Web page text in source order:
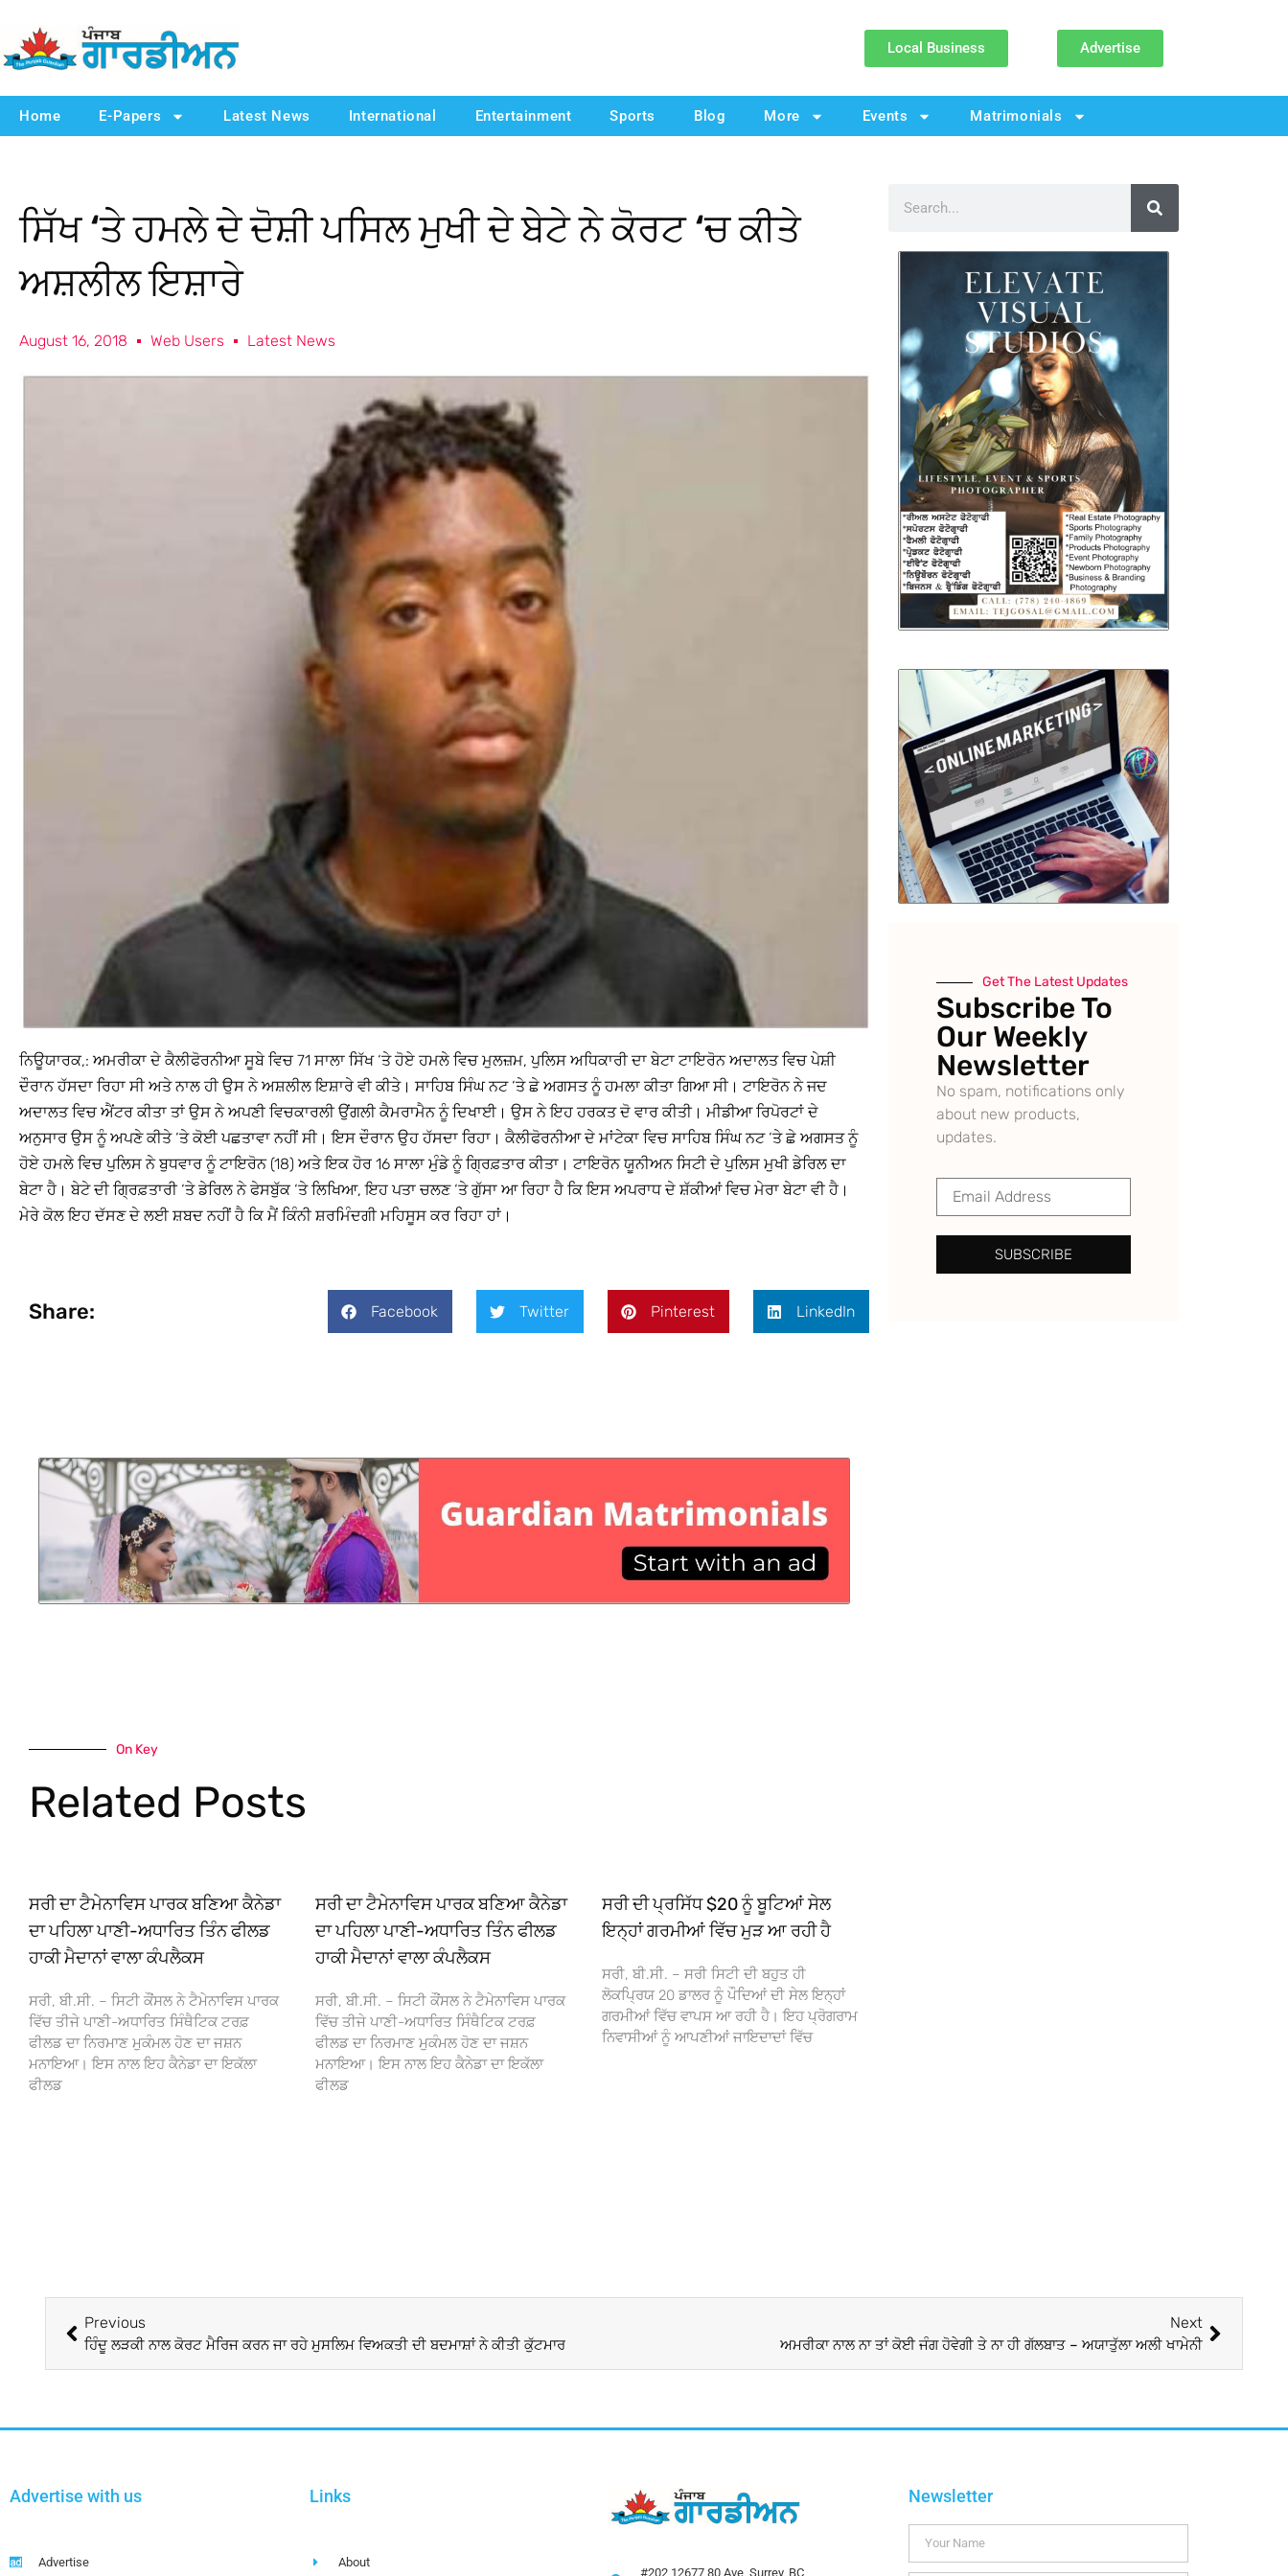
Local Business Advertise
Home E-Papers Latest News International Entertainment Sports Blog More Events Matrimonials
ਸਿੱਖ ‘ਤੇ ਹਮਲੇ ਦੇ ਦੋਸ਼ੀ ਪਸਿਲ ਮੁਖੀ ਦੇ ਬੇਟੇ ਨੇ ਕੋਰਟ ‘ਚ ਕੀਤੇ
ਅਸ਼ਲੀਲ ਇਸ਼ਾਰੇ
August 16, 2018 Web Users Latest News
ਨਿਊਯਾਰਕ,: ਅਮਰੀਕਾ ਦੇ ਕੈਲੀਫੋਰਨੀਆ ਸੂਬੇ ਵਿਚ 71 ਸਾਲਾ ਸਿੱਖ ‘ਤੇ ਹੋਏ ਹਮਲੇ ਵਿਚ ਮੁਲਜ਼ਮ, ਪੁਲਿਸ ਅਧਿਕਾਰੀ ਦਾ ਬੇਟਾ ਟਾਇਰੋਨ ਅਦਾਲਤ ਵਿਚ ਪੇਸ਼ੀ
ਦੌਰਾਨ ਹੱਸਦਾ ਰਿਹਾ ਸੀ ਅਤੇ ਨਾਲ ਹੀ ਉਸ ਨੇ ਅਸ਼ਲੀਲ ਇਸ਼ਾਰੇ ਵੀ ਕੀਤੇ। ਸਾਹਿਬ ਸਿੰਘ ਨਟ ‘ਤੇ ਛੇ ਅਗਸਤ ਨੂੰ ਹਮਲਾ ਕੀਤਾ ਗਿਆ ਸੀ। ਟਾਇਰੋਨ ਨੇ ਜਦ
ਅਦਾਲਤ ਵਿਚ ਐਂਟਰ ਕੀਤਾ ਤਾਂ ਉਸ ਨੇ ਅਪਣੀ ਵਿਚਕਾਰਲੀ ਉਂਗਲੀ ਕੈਮਰਾਮੈਨ ਨੂੰ ਦਿਖਾਈ। ਉਸ ਨੇ ਇਹ ਹਰਕਤ ਦੋ ਵਾਰ ਕੀਤੀ। ਮੀਡੀਆ ਰਿਪੋਰਟਾਂ ਦੇ
ਅਨੁਸਾਰ ਉਸ ਨੂੰ ਅਪਣੇ ਕੀਤੇ ‘ਤੇ ਕੋਈ ਪਛਤਾਵਾ ਨਹੀਂ ਸੀ। ਇਸ ਦੌਰਾਨ ਉਹ ਹੱਸਦਾ ਰਿਹਾ। ਕੈਲੀਫੋਰਨੀਆ ਦੇ ਮਾਂਟੇਕਾ ਵਿਚ ਸਾਹਿਬ ਸਿੰਘ ਨਟ ‘ਤੇ ਛੇ ਅਗਸਤ ਨੂੰ
ਹੋਏ ਹਮਲੇ ਵਿਚ ਪੁਲਿਸ ਨੇ ਬੁਧਵਾਰ ਨੂੰ ਟਾਇਰੋਨ (18) ਅਤੇ ਇਕ ਹੋਰ 16 ਸਾਲਾ ਮੁੰਡੇ ਨੂੰ ਗ੍ਰਿਫ਼ਤਾਰ ਕੀਤਾ। ਟਾਇਰੋਨ ਯੂਨੀਅਨ ਸਿਟੀ ਦੇ ਪੁਲਿਸ ਮੁਖੀ ਡੇਰਿਲ ਦਾ
ਬੇਟਾ ਹੈ। ਬੇਟੇ ਦੀ ਗ੍ਰਿਫ਼ਤਾਰੀ ‘ਤੇ ਡੇਰਿਲ ਨੇ ਫੇਸਬੁੱਕ ‘ਤੇ ਲਿਖਿਆ, ਇਹ ਪਤਾ ਚਲਣ ‘ਤੇ ਗੁੱਸਾ ਆ ਰਿਹਾ ਹੈ ਕਿ ਇਸ ਅਪਰਾਧ ਦੇ ਸ਼ੱਕੀਆਂ ਵਿਚ ਮੇਰਾ ਬੇਟਾ ਵੀ ਹੈ।
ਮੇਰੇ ਕੋਲ ਇਹ ਦੱਸਣ ਦੇ ਲਈ ਸ਼ਬਦ ਨਹੀਂ ਹੈ ਕਿ ਮੈਂ ਕਿੰਨੀ ਸ਼ਰਮਿੰਦਗੀ ਮਹਿਸੂਸ ਕਰ ਰਿਹਾ ਹਾਂ।
Share: Facebook Twitter Pinterest LinkedIn
On Key
Related Posts
ਸਰੀ ਦਾ ਟੈਮੇਨਾਵਿਸ ਪਾਰਕ ਬਣਿਆ ਕੈਨੇਡਾ
ਦਾ ਪਹਿਲਾ ਪਾਣੀ-ਅਧਾਰਿਤ ਤਿੰਨ ਫੀਲਡ
ਹਾਕੀ ਮੈਦਾਨਾਂ ਵਾਲਾ ਕੰਪਲੈਕਸ
ਸਰੀ, ਬੀ.ਸੀ. – ਸਿਟੀ ਕੌਂਸਲ ਨੇ ਟੈਮੇਨਾਵਿਸ ਪਾਰਕ
ਵਿੱਚ ਤੀਜੇ ਪਾਣੀ-ਅਧਾਰਿਤ ਸਿੰਥੈਟਿਕ ਟਰਫ਼
ਫੀਲਡ ਦਾ ਨਿਰਮਾਣ ਮੁਕੰਮਲ ਹੋਣ ਦਾ ਜਸ਼ਨ
ਮਨਾਇਆ। ਇਸ ਨਾਲ ਇਹ ਕੈਨੇਡਾ ਦਾ ਇਕੱਲਾ
ਫੀਲਡ
ਸਰੀ ਦਾ ਟੈਮੇਨਾਵਿਸ ਪਾਰਕ ਬਣਿਆ ਕੈਨੇਡਾ
ਦਾ ਪਹਿਲਾ ਪਾਣੀ-ਅਧਾਰਿਤ ਤਿੰਨ ਫੀਲਡ
ਹਾਕੀ ਮੈਦਾਨਾਂ ਵਾਲਾ ਕੰਪਲੈਕਸ
ਸਰੀ, ਬੀ.ਸੀ. – ਸਿਟੀ ਕੌਂਸਲ ਨੇ ਟੈਮੇਨਾਵਿਸ ਪਾਰਕ
ਵਿੱਚ ਤੀਜੇ ਪਾਣੀ-ਅਧਾਰਿਤ ਸਿੰਥੈਟਿਕ ਟਰਫ਼
ਫੀਲਡ ਦਾ ਨਿਰਮਾਣ ਮੁਕੰਮਲ ਹੋਣ ਦਾ ਜਸ਼ਨ
ਮਨਾਇਆ। ਇਸ ਨਾਲ ਇਹ ਕੈਨੇਡਾ ਦਾ ਇਕੱਲਾ
ਫੀਲਡ
ਸਰੀ ਦੀ ਪ੍ਰਸਿੱਧ $20 ਨੂੰ ਬੂਟਿਆਂ ਸੇਲ
ਇਨ੍ਹਾਂ ਗਰਮੀਆਂ ਵਿੱਚ ਮੁੜ ਆ ਰਹੀ ਹੈ
ਸਰੀ, ਬੀ.ਸੀ. – ਸਰੀ ਸਿਟੀ ਦੀ ਬਹੁਤ ਹੀ
ਲੋਕਪ੍ਰਿਯ 20 ਡਾਲਰ ਨੂੰ ਪੌਦਿਆਂ ਦੀ ਸੇਲ ਇਨ੍ਹਾਂ
ਗਰਮੀਆਂ ਵਿੱਚ ਵਾਪਸ ਆ ਰਹੀ ਹੈ। ਇਹ ਪ੍ਰੋਗਰਾਮ
ਨਿਵਾਸੀਆਂ ਨੂੰ ਆਪਣੀਆਂ ਜਾਇਦਾਦਾਂ ਵਿੱਚ
Get The Latest Updates
Subscribe To
Our Weekly
Newsletter
No spam, notifications only
about new products,
updates.
SUBSCRIBE
Previous
ਹਿੰਦੂ ਲੜਕੀ ਨਾਲ ਕੋਰਟ ਮੈਰਿਜ ਕਰਨ ਜਾ ਰਹੇ ਮੁਸਲਿਮ ਵਿਅਕਤੀ ਦੀ ਬਦਮਾਸ਼ਾਂ ਨੇ ਕੀਤੀ ਕੁੱਟਮਾਰ
Next
ਅਮਰੀਕਾ ਨਾਲ ਨਾ ਤਾਂ ਕੋਈ ਜੰਗ ਹੋਵੇਗੀ ਤੇ ਨਾ ਹੀ ਗੱਲਬਾਤ – ਅਯਾਤੁੱਲਾ ਅਲੀ ਖਾਮੇਨੀ
Advertise with us
Advertise
Links
About
#202 12677 80 Ave, Surrey, BC
Newsletter